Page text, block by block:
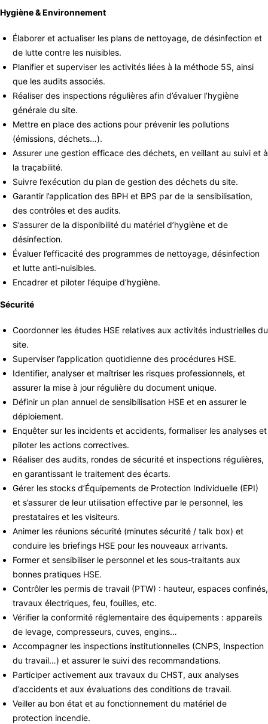
Hygiène & Environnement
Élaborer et actualiser les plans de nettoyage, de désinfection et
de lutte contre les nuisibles.
Planifier et superviser les activités liées à la méthode 5S, ainsi
que les audits associés.
Réaliser des inspections régulières afin d’évaluer l’hygiène
générale du site.
Mettre en place des actions pour prévenir les pollutions
(émissions, déchets…).
Assurer une gestion efficace des déchets, en veillant au suivi et à
la traçabilité.
Suivre l’exécution du plan de gestion des déchets du site.
Garantir l’application des BPH et BPS par de la sensibilisation,
des contrôles et des audits.
S’assurer de la disponibilité du matériel d’hygiène et de
désinfection.
Évaluer l’efficacité des programmes de nettoyage, désinfection
et lutte anti-nuisibles.
Encadrer et piloter l’équipe d’hygiène.
Sécurité
Coordonner les études HSE relatives aux activités industrielles du
site.
Superviser l’application quotidienne des procédures HSE.
Identifier, analyser et maîtriser les risques professionnels, et
assurer la mise à jour régulière du document unique.
Définir un plan annuel de sensibilisation HSE et en assurer le
déploiement.
Enquêter sur les incidents et accidents, formaliser les analyses et
piloter les actions correctives.
Réaliser des audits, rondes de sécurité et inspections régulières,
en garantissant le traitement des écarts.
Gérer les stocks d’Équipements de Protection Individuelle (EPI)
et s’assurer de leur utilisation effective par le personnel, les
prestataires et les visiteurs.
Animer les réunions sécurité (minutes sécurité / talk box) et
conduire les briefings HSE pour les nouveaux arrivants.
Former et sensibiliser le personnel et les sous-traitants aux
bonnes pratiques HSE.
Contrôler les permis de travail (PTW) : hauteur, espaces confinés,
travaux électriques, feu, fouilles, etc.
Vérifier la conformité réglementaire des équipements : appareils
de levage, compresseurs, cuves, engins…
Accompagner les inspections institutionnelles (CNPS, Inspection
du travail…) et assurer le suivi des recommandations.
Participer activement aux travaux du CHST, aux analyses
d’accidents et aux évaluations des conditions de travail.
Veiller au bon état et au fonctionnement du matériel de
protection incendie.